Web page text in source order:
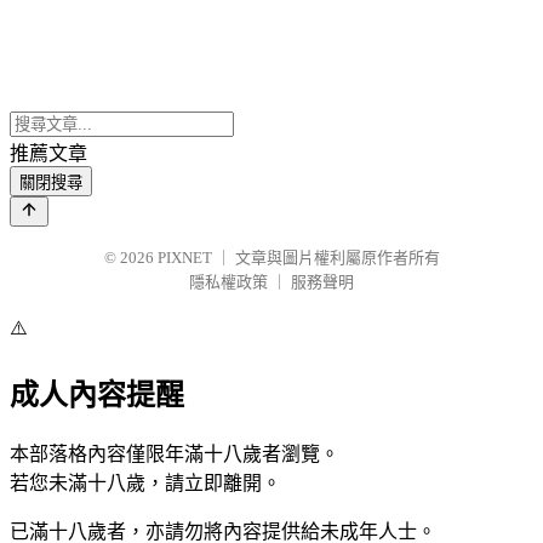
推薦文章
關閉搜尋
© 2026 PIXNET
文章與圖片權利屬原作者所有
隱私權政策
服務聲明
⚠️
成人內容提醒
本部落格內容僅限年滿十八歲者瀏覽。
若您未滿十八歲，請立即離開。
已滿十八歲者，亦請勿將內容提供給未成年人士。